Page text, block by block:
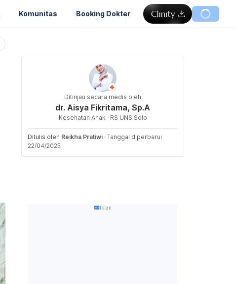
Komunitas Booking Dokter
Ditinjau secara medis oleh
dr. Aisya Fikritama, Sp.A
Kesehatan Anak · RS UNS Solo
Ditulis oleh Reikha Pratiwi · Tanggal diperbarui
22/04/2025
Iklan